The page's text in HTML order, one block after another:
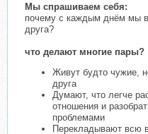
Мы спрашиваем себя:
почему с каждым днём мы
друга?
что делают многие пары?
Живут будто чужие,
друга
Думают, что легче
отношения и
проблемами
Перекладывают всю